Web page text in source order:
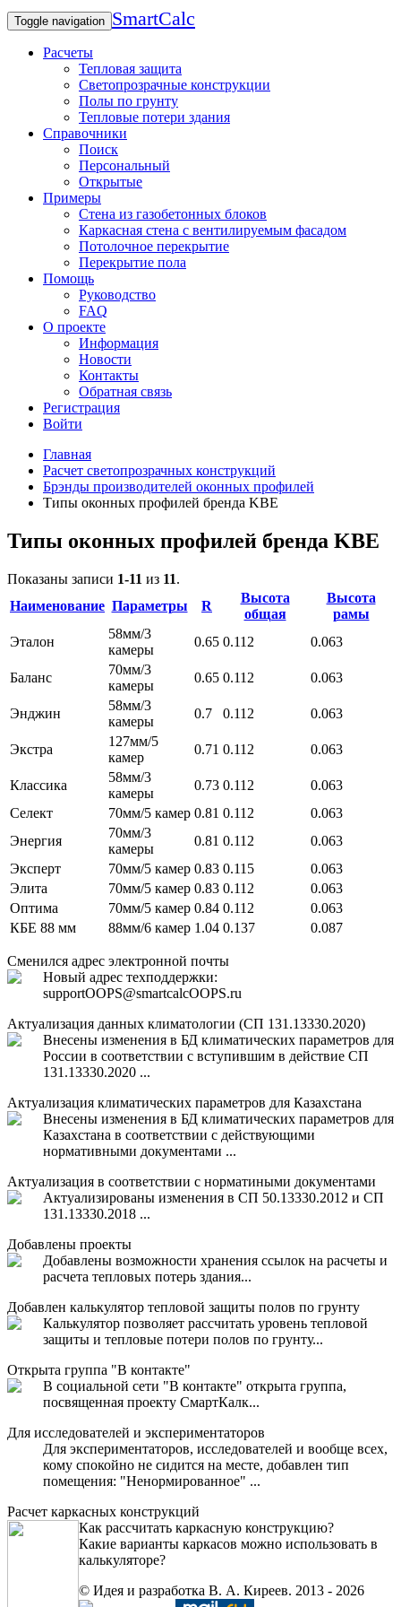
Toggle navigation SmartCalc
Расчеты
Тепловая защита
Светопрозрачные конструкции
Полы по грунту
Тепловые потери здания
Справочники
Поиск
Персональный
Открытые
Примеры
Стена из газобетонных блоков
Каркасная стена с вентилируемым фасадом
Потолочное перекрытие
Перекрытие пола
Помощь
Руководство
FAQ
О проекте
Информация
Новости
Контакты
Обратная связь
Регистрация
Войти
Главная
Расчет светопрозрачных конструкций
Брэнды производителей оконных профилей
Типы оконных профилей бренда KBE
Типы оконных профилей бренда KBE
Показаны записи 1-11 из 11.
Наименование Параметры R
Высота
общая
Высота
рамы
Эталон
58мм/3
камеры
0.65 0.112 0.063
Баланс
70мм/3
камеры
0.65 0.112 0.063
Энджин
58мм/3
камеры
0.7 0.112 0.063
Экстра
127мм/5
камер
0.71 0.112 0.063
Классика
58мм/3
камеры
0.73 0.112
0.063
Селект
70мм/5 камер 0.81 0.112
0.063
Энергия
70мм/3
камеры
0.81 0.112
0.063
Эксперт
70мм/5 камер 0.83 0.115
0.063
Элита
70мм/5 камер 0.83 0.112
0.063
Оптима
70мм/5 камер 0.84 0.112
0.063
КБЕ 88 мм
88мм/6 камер 1.04 0.137 0.087
Сменился адрес электронной почты
Новый адрес техподдержки:
supportOOPS@smartcalcOOPS.ru
Актуализация данных климатологии (СП 131.13330.2020)
Внесены изменения в БД климатических параметров для
России в соответствии с вступившим в действие СП
131.13330.2020 ...
Актуализация климатических параметров для Казахстана
Внесены изменения в БД климатических параметров для
Казахстана в соответствии с действующими
нормативными документами ...
Актуализация в соответствии с норматиными документами
Актуализированы изменения в СП 50.13330.2012 и СП
131.13330.2018 ...
Добавлены проекты
Добавлены возможности хранения ссылок на расчеты и
расчета тепловых потерь здания...
Добавлен калькулятор тепловой защиты полов по грунту
Калькулятор позволяет рассчитать уровень тепловой
защиты и тепловые потери полов по грунту...
Открыта группа "В контакте"
В социальной сети "В контакте" открыта группа,
посвященная проекту СмартКалк...
Для исследователей и экспериментаторов
Для экспериментаторов, исследователей и вообще всех,
кому спокойно не сидится на месте, добавлен тип
помещения: "Ненормированное" ...
Расчет каркасных конструкций
Как рассчитать каркасную конструкцию?
Какие варианты каркасов можно использовать в
калькуляторе?
© Идея и разработка В. А. Киреев. 2013 - 2026